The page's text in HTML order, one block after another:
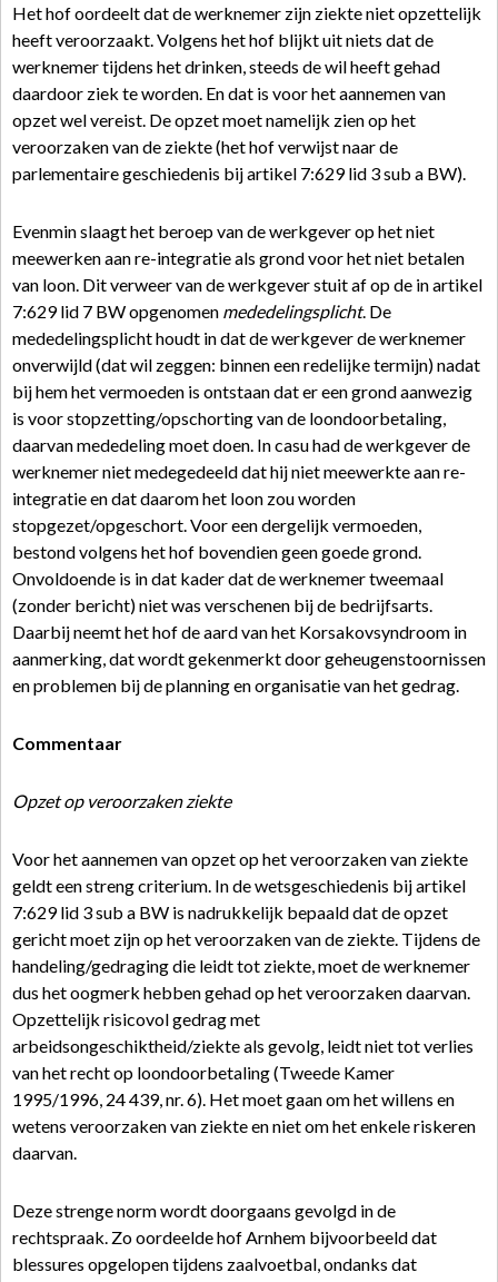
Het hof oordeelt dat de werknemer zijn ziekte niet opzettelijk
heeft veroorzaakt. Volgens het hof blijkt uit niets dat de
werknemer tijdens het drinken, steeds de wil heeft gehad
daardoor ziek te worden. En dat is voor het aannemen van
opzet wel vereist. De opzet moet namelijk zien op het
veroorzaken van de ziekte (het hof verwijst naar de
parlementaire geschiedenis bij artikel 7:629 lid 3 sub a BW).
Evenmin slaagt het beroep van de werkgever op het niet
meewerken aan re-integratie als grond voor het niet betalen
van loon. Dit verweer van de werkgever stuit af op de in artikel
7:629 lid 7 BW opgenomen mededelingsplicht. De
mededelingsplicht houdt in dat de werkgever de werknemer
onverwijld (dat wil zeggen: binnen een redelijke termijn) nadat
bij hem het vermoeden is ontstaan dat er een grond aanwezig
is voor stopzetting/opschorting van de loondoorbetaling,
daarvan mededeling moet doen. In casu had de werkgever de
werknemer niet medegedeeld dat hij niet meewerkte aan re-
integratie en dat daarom het loon zou worden
stopgezet/opgeschort. Voor een dergelijk vermoeden,
bestond volgens het hof bovendien geen goede grond.
Onvoldoende is in dat kader dat de werknemer tweemaal
(zonder bericht) niet was verschenen bij de bedrijfsarts.
Daarbij neemt het hof de aard van het Korsakovsyndroom in
aanmerking, dat wordt gekenmerkt door geheugenstoornissen
en problemen bij de planning en organisatie van het gedrag.
Commentaar
Opzet op veroorzaken ziekte
Voor het aannemen van opzet op het veroorzaken van ziekte
geldt een streng criterium. In de wetsgeschiedenis bij artikel
7:629 lid 3 sub a BW is nadrukkelijk bepaald dat de opzet
gericht moet zijn op het veroorzaken van de ziekte. Tijdens de
handeling/gedraging die leidt tot ziekte, moet de werknemer
dus het oogmerk hebben gehad op het veroorzaken daarvan.
Opzettelijk risicovol gedrag met
arbeidsongeschiktheid/ziekte als gevolg, leidt niet tot verlies
van het recht op loondoorbetaling (Tweede Kamer
1995/1996, 24 439, nr. 6). Het moet gaan om het willens en
wetens veroorzaken van ziekte en niet om het enkele riskeren
daarvan.
Deze strenge norm wordt doorgaans gevolgd in de
rechtspraak. Zo oordeelde hof Arnhem bijvoorbeeld dat
blessures opgelopen tijdens zaalvoetbal, ondanks dat